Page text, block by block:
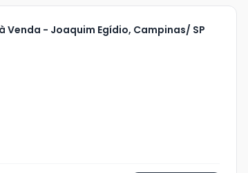
Venda - Joaquim Egídio, Campinas/ SP